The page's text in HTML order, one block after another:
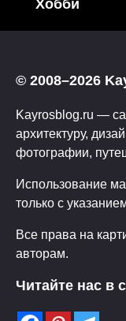
Хобби
© 2008–2026
Kayrosblog.ru —
архитектуру,
фотографии,
Использование
только с
Все права на
авторам.
Читайте нас в